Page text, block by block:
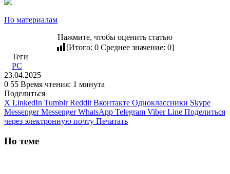
По материалам
Нажмите, чтобы оценить статью
[Итого: 0 Среднее значение: 0]
Теги
PC
23.04.2025
0 55 Время чтения: 1 минута
Поделиться
X LinkedIn Tumblr Reddit Вконтакте Одноклассники Skype
Messenger Messenger WhatsApp Telegram Viber Line Поделиться
через электронную почту Печатать
По теме